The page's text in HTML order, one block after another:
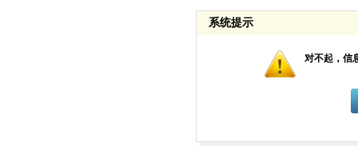
系统提示
对不起，信